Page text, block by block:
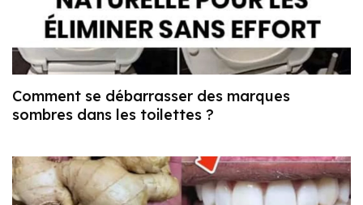
Comment se débarrasser des marques
sombres dans les toilettes ?